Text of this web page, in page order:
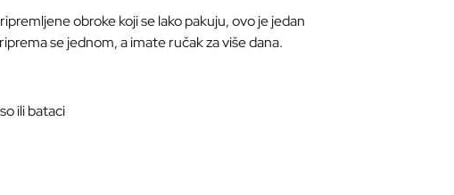
obroke koji se lako pakuju, ovo je jedan
se jednom, a imate ručak za više dana.
ili bataci